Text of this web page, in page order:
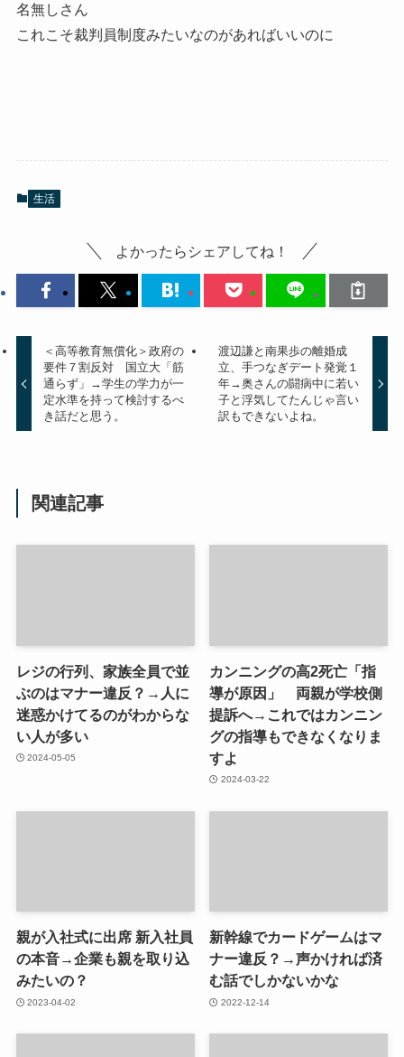
名無しさん
これこそ裁判員制度みたいなのがあればいいのに
生活
よかったらシェアしてね！
＜高等教育無償化＞政府の
要件７割反対 国立大「筋
通らず」→学生の学力が一
定水準を持って検討するべ
き話だと思う。
渡辺謙と南果歩の離婚成
立、手つなぎデート発覚１
年→奥さんの闘病中に若い
子と浮気してたんじゃ言い
訳もできないよね。
関連記事
レジの行列、家族全員で並
ぶのはマナー違反？→人に
迷惑かけてるのがわからな
い人が多い
2024-05-05
カンニングの高2死亡「指
導が原因」 両親が学校側
提訴へ→これではカンニン
グの指導もできなくなりま
すよ
2024-03-22
親が入社式に出席 新入社員
の本音→企業も親を取り込
みたいの？
2023-04-02
新幹線でカードゲームはマ
ナー違反？→声かければ済
む話でしかないかな
2022-12-14